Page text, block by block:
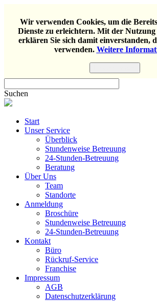
Wir verwenden Cookies, um die
Dienste zu erleichtern. Mit der Nutzung
erklären Sie sich damit einverstanden,
verwenden. Weitere
Suchen
Start
Unser Service
Überblick
Stundenweise Betreuung
24-Stunden-Betreuung
Beratung
Über Uns
Team
Standorte
Anmeldung
Broschüre
Stundenweise Betreuung
24-Stunden-Betreuung
Kontakt
Büro
Rückruf-Service
Franchise
Impressum
AGB
Datenschutzerklärung